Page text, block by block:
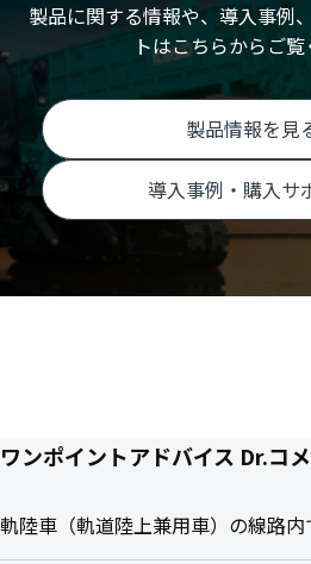
製品に関する情報や、導入事例
トはこちらからご覧
製品情報を見
導入事例・購入サ
ワンポイントアドバイス Dr.コ
軌陸車（軌道陸上兼用車）の線路